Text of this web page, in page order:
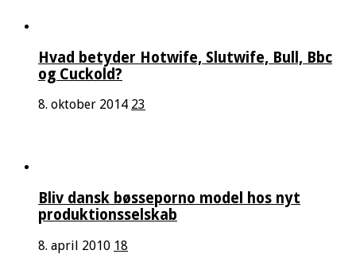
Hvad betyder Hotwife, Slutwife, Bull, Bbc
og Cuckold?
8. oktober 2014 23
Bliv dansk bøsseporno model hos nyt
produktionsselskab
8. april 2010 18